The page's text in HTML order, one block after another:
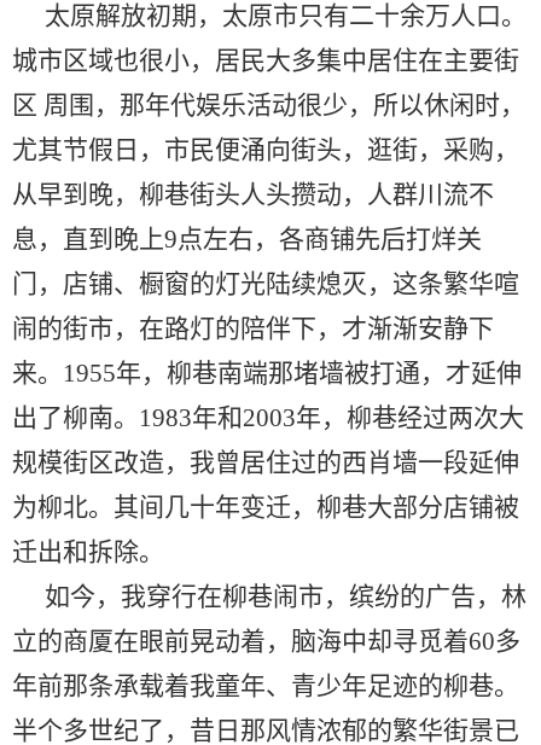
太原解放初期，太原市只有二十余万人口。
城市区域也很小，居民大多集中居住在主要街
区 周围，那年代娱乐活动很少，所以休闲时，
尤其节假日，市民便涌向街头，逛街，采购，
从早到晚，柳巷街头人头攒动，人群川流不
息，直到晚上9点左右，各商铺先后打烊关
门，店铺、橱窗的灯光陆续熄灭，这条繁华喧
闹的街市，在路灯的陪伴下，才渐渐安静下
来。1955年，柳巷南端那堵墙被打通，才延伸
出了柳南。1983年和2003年，柳巷经过两次大
规模街区改造，我曾居住过的西肖墙一段延伸
为柳北。其间几十年变迁，柳巷大部分店铺被
迁出和拆除。
如今，我穿行在柳巷闹市，缤纷的广告，林
立的商厦在眼前晃动着，脑海中却寻觅着60多
年前那条承载着我童年、青少年足迹的柳巷。
半个多世纪了，昔日那风情浓郁的繁华街景已